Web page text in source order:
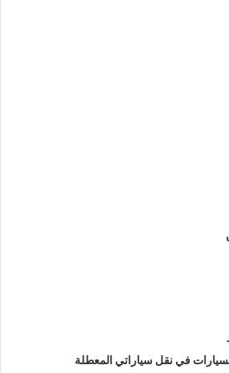
كل متطلبات العميل في خدمة
بك في العريش وتبحث عن
والبحث الكثير ,
نقل
قوارب
لنقلك لاقرب مركز صيانة.
في نقل سياراتي المعطلة